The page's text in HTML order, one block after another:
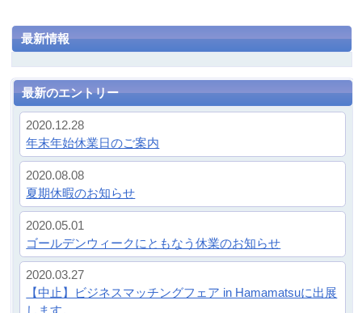
最新のエントリー
2020.12.28
年末年始休業日のご案内
2020.08.08
夏期休暇のお知らせ
2020.05.01
ゴールデンウィークにともなう休業のお知らせ
2020.03.27
【中止】ビジネスマッチングフェア in Hamamatsuに出展
します。
2019.12.26
年末年始休業日のご案内